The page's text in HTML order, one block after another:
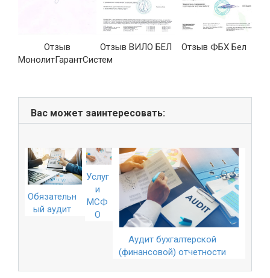
Отзыв
МонолитГарантСистем
Отзыв ВИЛО БЕЛ Отзыв ФБХ Бел
Вас может заинтересовать:
Обязательн
ый аудит
Услуг
и
МСФ
О
Аудит бухгалтерской
(финансовой) отчетности